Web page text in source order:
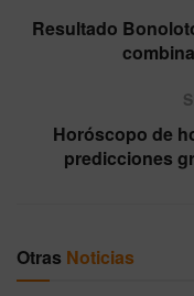
Resultado
Horóscopo de
predicciones
Otras Noticias